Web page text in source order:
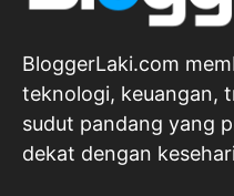
BloggerLaki.com
teknologi, keuangan,
sudut pandang yang
dekat dengan